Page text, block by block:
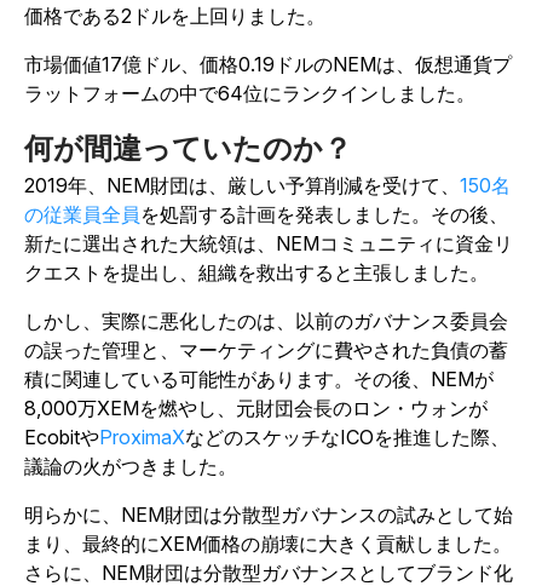
価格である2ドルを上回りました。
市場価値17億ドル、価格0.19ドルのNEMは、仮想通貨プ
ラットフォームの中で64位にランクインしました。
何が間違っていたのか？
2019年、NEM財団は、厳しい予算削減を受けて、 150名
の従業員全員 を処罰する計画を発表しました。その後、
新たに選出された大統領は、NEMコミュニティに資金リ
クエストを提出し、組織を救出すると主張しました。
しかし、実際に悪化したのは、以前のガバナンス委員会
の誤った管理と、マーケティングに費やされた負債の蓄
積に関連している可能性があります。その後、NEMが
8,000万XEMを燃やし、元財団会長のロン・ウォンが
EcobitやProximaXなどのスケッチなICOを推進した際、
議論の火がつきました。
明らかに、NEM財団は分散型ガバナンスの試みとして始
まり、最終的にXEM価格の崩壊に大きく貢献しました。
さらに、NEM財団は分散型ガバナンスとしてブランド化